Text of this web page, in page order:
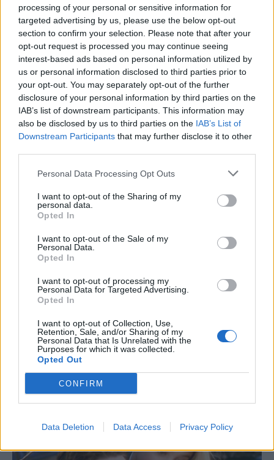
processing of your personal or sensitive information for
targeted advertising by us, please use the below opt-out
section to confirm your selection. Please note that after your
opt-out request is processed you may continue seeing
interest-based ads based on personal information utilized by
us or personal information disclosed to third parties prior to
your opt-out. You may separately opt-out of the further
disclosure of your personal information by third parties on the
IAB’s list of downstream participants. This information may
also be disclosed by us to third parties on the IAB’s List of
Downstream Participants that may further disclose it to other
Personal Data Processing Opt Outs
I want to opt-out of the Sharing of my
personal data.
Opted In
I want to opt-out of the Sale of my
Personal Data.
Opted In
I want to opt-out of processing my
Personal Data for Targeted Advertising.
Opted In
I want to opt-out of Collection, Use,
Retention, Sale, and/or Sharing of my
Personal Data that Is Unrelated with the
Purposes for which it was collected.
Opted Out
CONFIRM
Data Deletion Data Access Privacy Policy